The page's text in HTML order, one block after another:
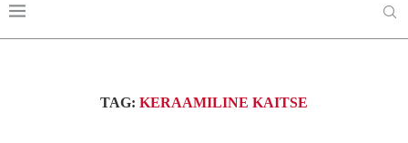
TAG: KERAAMILINE KAITSE